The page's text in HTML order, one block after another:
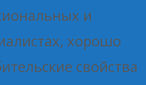
и
хорошо
свойства